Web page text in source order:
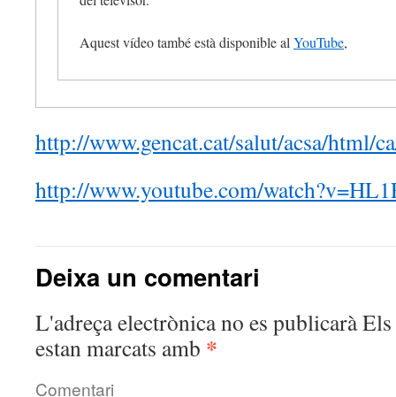
Aquest vídeo també està disponible al YouTube,
http://www.gencat.cat/salut/acsa/html/
http://www.youtube.com/
Deixa un comentari
L'adreça electrònica no es publicaràEls
estan marcats amb *
Comentari